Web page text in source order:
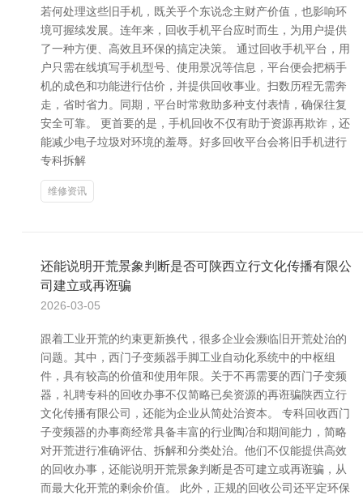
若何处理这些旧手机，既关乎个东说念主财产价值，也影响环
境可握续发展。连年来，回收手机平台应时而生，为用户提供
了一种方便、高效且环保的搞定决策。 通过回收手机平台，用
户只需在线填写手机型号、使用景况等信息，平台便会把柄手
机的成色和功能进行估价，并提供回收事业。扫数历程无需奔
走，省时省力。同期，平台时常救助多种支付表情，确保往复
安全可靠。 更首要的是，手机回收不仅有助于资源再欺诈，还
能减少电子垃圾对环境的羞辱。好多回收平台会将旧手机进行
专科拆解
维修资讯
还能说明开荒景象判断是否可陕西立行文化传播有限公
司建立或再诳骗
2026-03-05
跟着工业开荒的约束更新换代，很多企业会濒临旧开荒处治的
问题。其中，西门子变频器手脚工业自动化系统中的中枢组
件，具有较高的价值和使用年限。关于不再需要的西门子变频
器，礼聘专科的回收办事不仅简略已矣资源的再诳骗陕西立行
文化传播有限公司，还能为企业从简处治资本。 专科回收西门
子变频器的办事商经常具备丰富的行业陶冶和期间能力，简略
对开荒进行准确评估、拆解和分类处治。他们不仅能提供高效
的回收办事，还能说明开荒景象判断是否可建立或再诳骗，从
而最大化开荒的剩余价值。 此外，正规的回收公司还平定环保